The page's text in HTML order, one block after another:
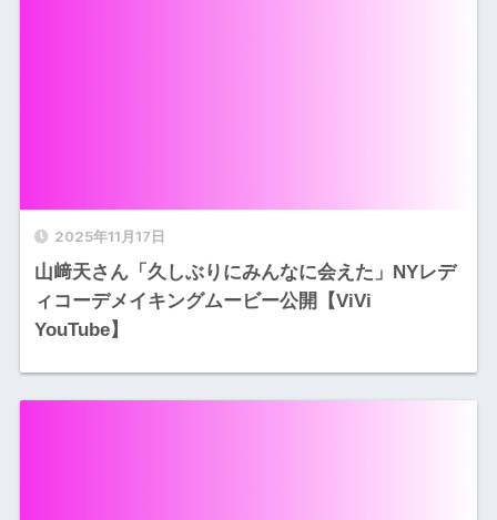
2025年11月17日
山﨑天さん「久しぶりにみんなに会えた」NYレデ
ィコーデメイキングムービー公開【ViVi
YouTube】